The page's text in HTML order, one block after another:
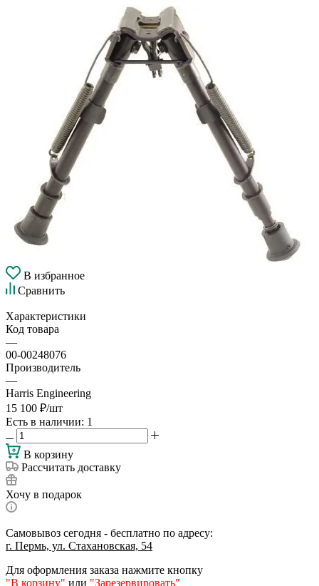
В избранное
Сравнить
Характеристики
Код товара
—
00-00248076
Производитель
—
Harris Engineering
15 100 ₽/шт
Есть в наличии: 1
В корзину
Рассчитать доставку
Хочу в подарок
Самовывоз сегодня - бесплатно по адресу:
г. Пермь, ул. Стахановская, 54
Для оформления заказа нажмите кнопку
"В корзину" или "Зарезервировать"